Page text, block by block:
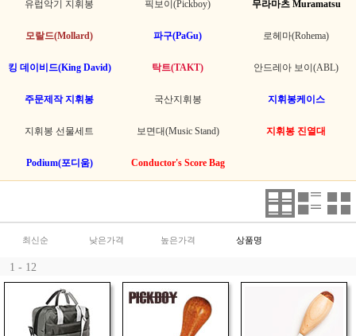
유럽악기 지휘봉 픽보이(Pickboy) 무라마츠 Muramatsu
모랄드(Mollard) 파구(PaGu) 로헤마(Rohema)
킹 데이비드(King David) 탁트(TAKT) 안드레아 보이(ABL)
주문제작 지휘봉 국산지휘봉 지휘봉케이스
지휘봉 선물세트 보면대(Music Stand) 지휘봉 진열대
Podium(포디움) Conductor's Score Bag
최신순 낮은가격 높은가격 상품명
1 - 12